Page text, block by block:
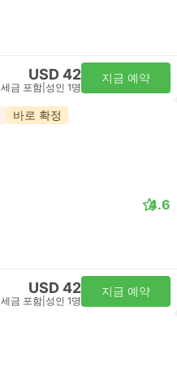
USD 42
세금 포함 성인 1명
지금 예약
바로 확정
4.6
USD 42
세금 포함 성인 1명
지금 예약